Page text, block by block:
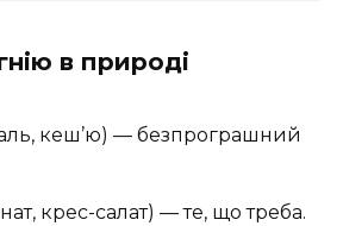
в природі
кеш’ю) — безпрограшний
крес-салат) — те, що треба.